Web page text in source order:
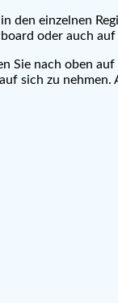
den einzelnen
oder auch
Sie nach oben
sich zu